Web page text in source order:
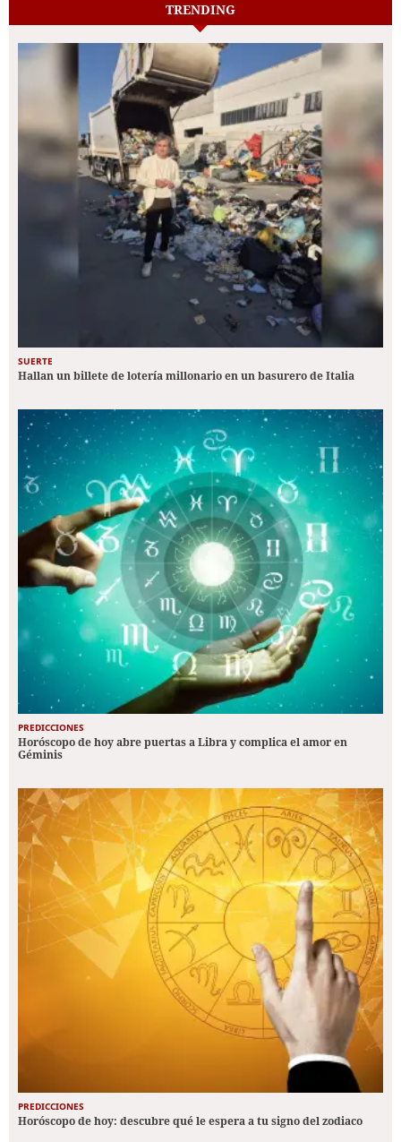
TRENDING
SUERTE
Hallan un billete de lotería millonario en un basurero de Italia
PREDICCIONES
Horóscopo de hoy abre puertas a Libra y complica el amor en
Géminis
PREDICCIONES
Horóscopo de hoy: descubre qué le espera a tu signo del zodiaco